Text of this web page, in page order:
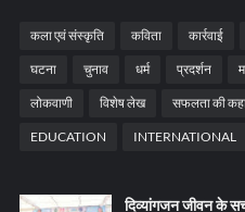
कला एवं संस्कृति कविता कार्रवाई
घटना चुनाव धर्म प्रदर्शन
लोकवाणी विशेष लेख सफलता की
EDUCATION INTERNATIONAL
दिव्यांगजन जीवन के